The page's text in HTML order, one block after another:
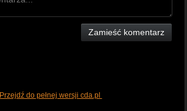
Zamieść komentarz
Przejdź do pełnej wersji cda.pl